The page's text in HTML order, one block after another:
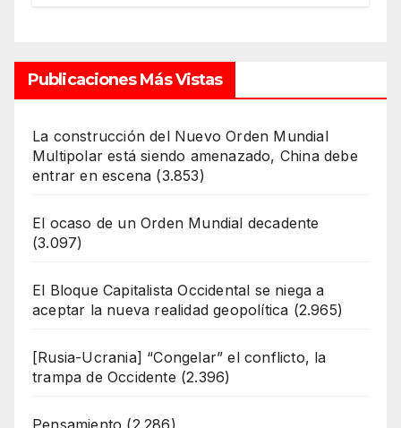
Publicaciones Más Vistas
La construcción del Nuevo Orden Mundial
Multipolar está siendo amenazado, China debe
entrar en escena (3.853)
El ocaso de un Orden Mundial decadente
(3.097)
El Bloque Capitalista Occidental se niega a
aceptar la nueva realidad geopolítica (2.965)
[Rusia-Ucrania] “Congelar” el conflicto, la
trampa de Occidente (2.396)